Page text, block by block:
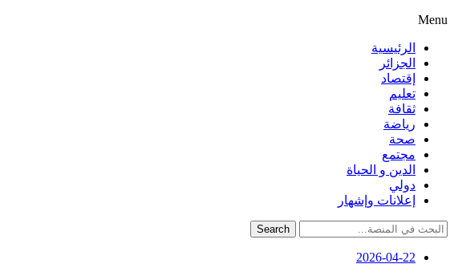
Menu
الرئيسية
الجزائر
إقتصاد
تعليم
ثقافة
رياضة
صحة
مجتمع
الدين و الحياة
دولي
إعلانات وإشهار
Search
2026-04-22